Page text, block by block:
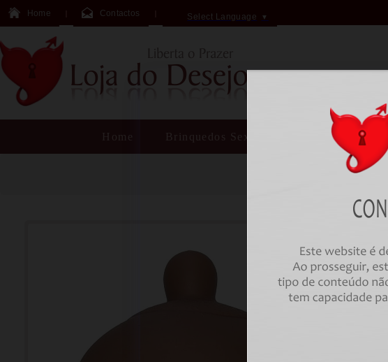
Home Contactos Select Language ▼
Home Brinquedos Sexuais Vibradores
HOME